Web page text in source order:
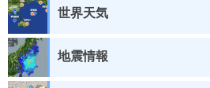
世界天気
地震情報